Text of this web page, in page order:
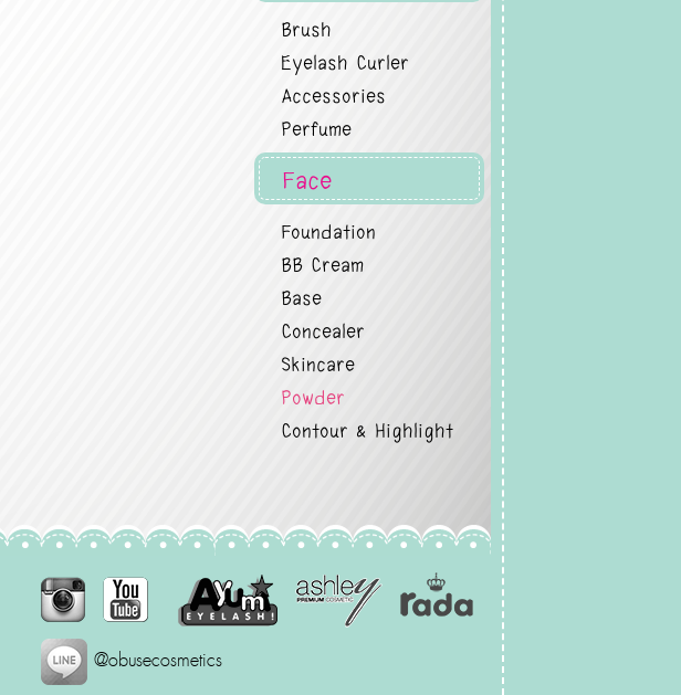
Brush
Eyelash Curler
Accessories
Perfume
Face
Foundation
BB Cream
Base
Concealer
Skincare
Powder
Contour & Highlight
@obusecosmetics